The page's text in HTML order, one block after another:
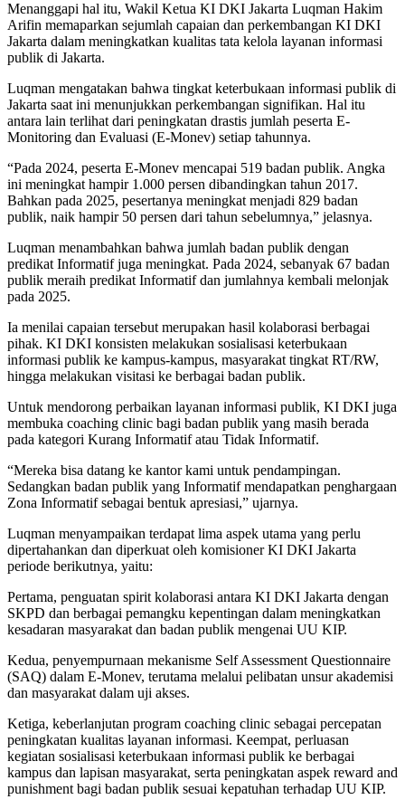
Menanggapi hal itu, Wakil Ketua KI DKI Jakarta Luqman Hakim
Arifin memaparkan sejumlah capaian dan perkembangan KI DKI
Jakarta dalam meningkatkan kualitas tata kelola layanan informasi
publik di Jakarta.
Luqman mengatakan bahwa tingkat keterbukaan informasi publik di
Jakarta saat ini menunjukkan perkembangan signifikan. Hal itu
antara lain terlihat dari peningkatan drastis jumlah peserta E-
Monitoring dan Evaluasi (E-Monev) setiap tahunnya.
“Pada 2024, peserta E-Monev mencapai 519 badan publik. Angka
ini meningkat hampir 1.000 persen dibandingkan tahun 2017.
Bahkan pada 2025, pesertanya meningkat menjadi 829 badan
publik, naik hampir 50 persen dari tahun sebelumnya,” jelasnya.
Luqman menambahkan bahwa jumlah badan publik dengan
predikat Informatif juga meningkat. Pada 2024, sebanyak 67 badan
publik meraih predikat Informatif dan jumlahnya kembali melonjak
pada 2025.
Ia menilai capaian tersebut merupakan hasil kolaborasi berbagai
pihak. KI DKI konsisten melakukan sosialisasi keterbukaan
informasi publik ke kampus-kampus, masyarakat tingkat RT/RW,
hingga melakukan visitasi ke berbagai badan publik.
Untuk mendorong perbaikan layanan informasi publik, KI DKI juga
membuka coaching clinic bagi badan publik yang masih berada
pada kategori Kurang Informatif atau Tidak Informatif.
“Mereka bisa datang ke kantor kami untuk pendampingan.
Sedangkan badan publik yang Informatif mendapatkan penghargaan
Zona Informatif sebagai bentuk apresiasi,” ujarnya.
Luqman menyampaikan terdapat lima aspek utama yang perlu
dipertahankan dan diperkuat oleh komisioner KI DKI Jakarta
periode berikutnya, yaitu:
Pertama, penguatan spirit kolaborasi antara KI DKI Jakarta dengan
SKPD dan berbagai pemangku kepentingan dalam meningkatkan
kesadaran masyarakat dan badan publik mengenai UU KIP.
Kedua, penyempurnaan mekanisme Self Assessment Questionnaire
(SAQ) dalam E-Monev, terutama melalui pelibatan unsur akademisi
dan masyarakat dalam uji akses.
Ketiga, keberlanjutan program coaching clinic sebagai percepatan
peningkatan kualitas layanan informasi. Keempat, perluasan
kegiatan sosialisasi keterbukaan informasi publik ke berbagai
kampus dan lapisan masyarakat, serta peningkatan aspek reward and
punishment bagi badan publik sesuai kepatuhan terhadap UU KIP.